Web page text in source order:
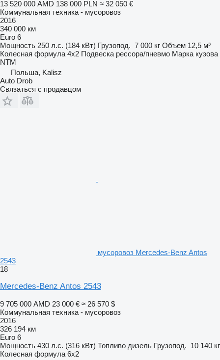
13 520 000 AMD 138 000 PLN ≈ 32 050 €
Коммунальная техника - мусоровоз
2016
340 000 км
Euro 6
Мощность 250 л.с. (184 кВт) Грузопод. 7 000 кг Объем 12,5 м³
Колесная формула 4x2 Подвеска рессора/пневмо Марка кузова
NTM
Польша, Kalisz
Auto Drob
Связаться с продавцом
мусоровоз Mercedes-Benz Antos
2543
18
Mercedes-Benz Antos 2543
9 705 000 AMD 23 000 € ≈ 26 570 $
Коммунальная техника - мусоровоз
2016
326 194 км
Euro 6
Мощность 430 л.с. (316 кВт) Топливо дизель Грузопод. 10 140 кг
Колесная формула 6x2